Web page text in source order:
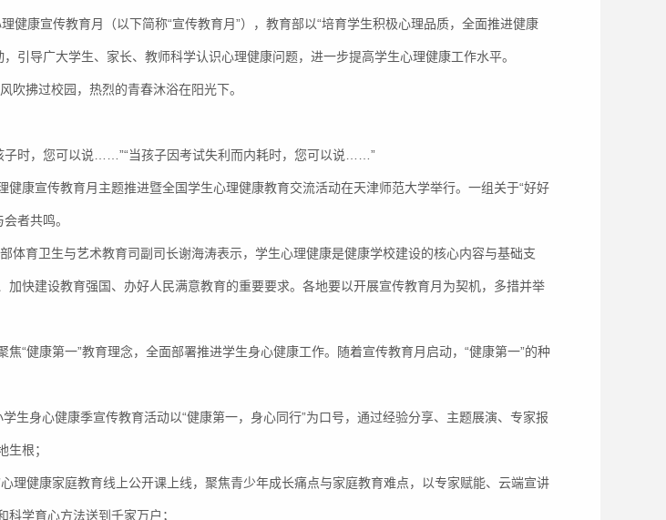
健康宣传教育月（以下简称“宣传教育月”），教育部以“培育学生积极心理品质，全面推进健康
引导广大学生、家长、教师科学认识心理健康问题，进一步提高学生心理健康工作水平。
吹拂过校园，热烈的青春沐浴在阳光下。
子时，您可以说……”“当孩子因考试失利而内耗时，您可以说……”
健康宣传教育月主题推进暨全国学生心理健康教育交流活动在天津师范大学举行。一组关于“好好
者共鸣。
体育卫生与艺术教育司副司长谢海涛表示，学生心理健康是健康学校建设的核心内容与基础支
加快建设教育强国、办好人民满意教育的重要要求。各地要以开展宣传教育月为契机，多措并举
焦“健康第一”教育理念，全面部署推进学生身心健康工作。随着宣传教育月启动，“健康第一”的种
生身心健康季宣传教育活动以“健康第一，身心同行”为口号，通过经验分享、主题展演、专家报
生根；
心理健康家庭教育线上公开课上线，聚焦青少年成长痛点与家庭教育难点，以专家赋能、云端宣讲
科学育心方法送到千家万户；